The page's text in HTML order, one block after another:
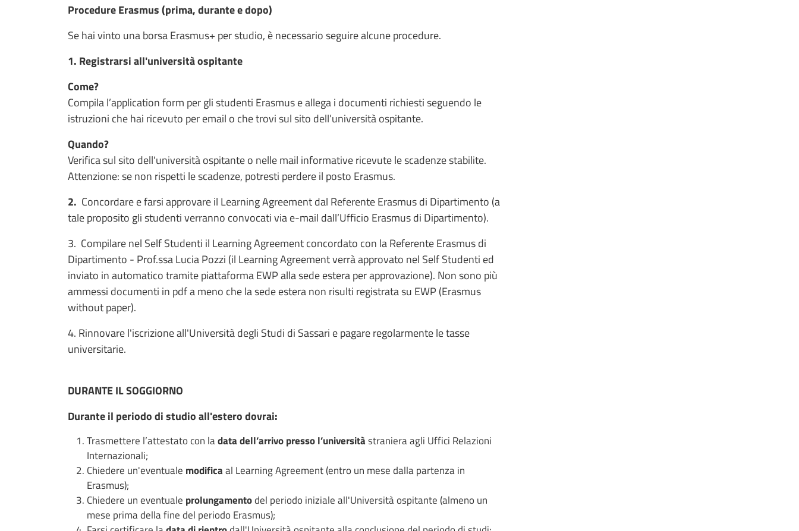
Procedure Erasmus (prima, durante e dopo)
Se hai vinto una borsa Erasmus+ per studio, è necessario seguire alcune procedure.
1. Registrarsi all'università ospitante
Come?
Compila l’application form per gli studenti Erasmus e allega i documenti richiesti seguendo le
istruzioni che hai ricevuto per email o che trovi sul sito dell’università ospitante.
Quando?
Verifica sul sito dell'università ospitante o nelle mail informative ricevute le scadenze stabilite.
Attenzione: se non rispetti le scadenze, potresti perdere il posto Erasmus.
2. Concordare e farsi approvare il Learning Agreement dal Referente Erasmus di Dipartimento (a
tale proposito gli studenti verranno convocati via e-mail dall’Ufficio Erasmus di Dipartimento).
3. Compilare nel Self Studenti il Learning Agreement concordato con la Referente Erasmus di
Dipartimento - Prof.ssa Lucia Pozzi (il Learning Agreement verrà approvato nel Self Studenti ed
inviato in automatico tramite piattaforma EWP alla sede estera per approvazione). Non sono più
ammessi documenti in pdf a meno che la sede estera non risulti registrata su EWP (Erasmus
without paper).
4. Rinnovare l'iscrizione all'Università degli Studi di Sassari e pagare regolarmente le tasse
universitarie.
DURANTE IL SOGGIORNO
Durante il periodo di studio all'estero dovrai:
Trasmettere l’attestato con ladata dell’arrivo presso l’universitàstraniera agli Uffici Relazioni
Internazionali;
Chiedere un'eventuale modificaal Learning Agreement (entro un mese dalla partenza in
Erasmus);
Chiedere un eventuale prolungamentodel periodo iniziale all'Università ospitante (almeno un
mese prima della fine del periodo Erasmus);